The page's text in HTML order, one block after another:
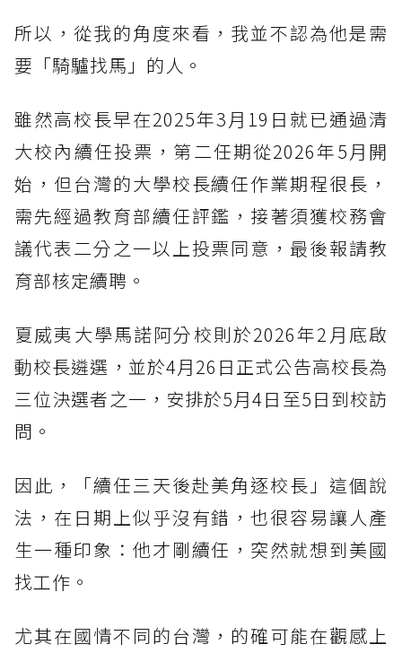
所以，從我的角度來看，我並不認為他是需
要「騎驢找馬」的人。
雖然高校長早在2025年3月19日就已通過清
大校內續任投票，第二任期從2026年5月開
始，但台灣的大學校長續任作業期程很長，
需先經過教育部續任評鑑，接著須獲校務會
議代表二分之一以上投票同意，最後報請教
育部核定續聘。
夏威夷大學馬諾阿分校則於2026年2月底啟
動校長遴選，並於4月26日正式公告高校長為
三位決選者之一，安排於5月4日至5日到校訪
問。
因此，「續任三天後赴美角逐校長」這個說
法，在日期上似乎沒有錯，也很容易讓人產
生一種印象：他才剛續任，突然就想到美國
找工作。
尤其在國情不同的台灣，的確可能在觀感上